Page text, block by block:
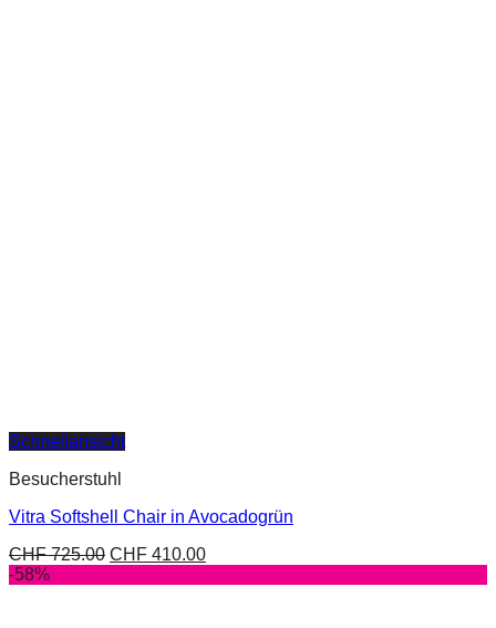
Schnellansicht
Besucherstuhl
Vitra Softshell Chair in Avocadogrün
CHF725.00 CHF 410.00
-58%